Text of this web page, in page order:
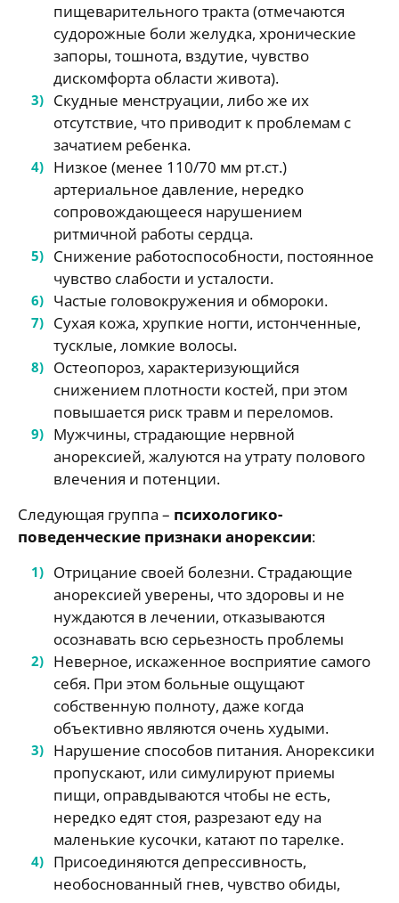
пищеварительного тракта (отмечаются
судорожные боли желудка, хронические
запоры, тошнота, вздутие, чувство
дискомфорта области живота).
Скудные менструации, либо же их
отсутствие, что приводит к проблемам с
зачатием ребенка.
Низкое (менее 110/70 мм рт.ст.)
артериальное давление, нередко
сопровождающееся нарушением
ритмичной работы сердца.
Снижение работоспособности, постоянное
чувство слабости и усталости.
Частые головокружения и обмороки.
Сухая кожа, хрупкие ногти, истонченные,
тусклые, ломкие волосы.
Остеопороз, характеризующийся
снижением плотности костей, при этом
повышается риск травм и переломов.
Мужчины, страдающие нервной
анорексией, жалуются на утрату полового
влечения и потенции.
Следующая группа – психологико-
поведенческие признаки анорексии:
Отрицание своей болезни. Страдающие
анорексией уверены, что здоровы и не
нуждаются в лечении, отказываются
осознавать всю серьезность проблемы
Неверное, искаженное восприятие самого
себя. При этом больные ощущают
собственную полноту, даже когда
объективно являются очень худыми.
Нарушение способов питания. Анорексики
пропускают, или симулируют приемы
пищи, оправдываются чтобы не есть,
нередко едят стоя, разрезают еду на
маленькие кусочки, катают по тарелке.
Присоединяются депрессивность,
необоснованный гнев, чувство обиды,